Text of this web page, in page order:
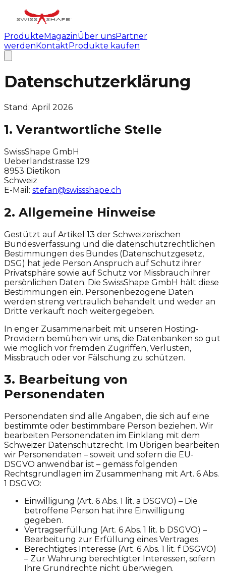
ProdukteMagazinÜber unsPartner
werdenKontaktProdukte kaufen
Datenschutzerklärung
Stand: April 2026
1. Verantwortliche Stelle
SwissShape GmbH
Ueberlandstrasse 129
8953 Dietikon
Schweiz
E-Mail: stefan@swissshape.ch
2. Allgemeine Hinweise
Gestützt auf Artikel 13 der Schweizerischen
Bundesverfassung und die datenschutzrechtlichen
Bestimmungen des Bundes (Datenschutzgesetz,
DSG) hat jede Person Anspruch auf Schutz ihrer
Privatsphäre sowie auf Schutz vor Missbrauch ihrer
persönlichen Daten. Die SwissShape GmbH hält diese
Bestimmungen ein. Personenbezogene Daten
werden streng vertraulich behandelt und weder an
Dritte verkauft noch weitergegeben.
In enger Zusammenarbeit mit unseren Hosting-
Providern bemühen wir uns, die Datenbanken so gut
wie möglich vor fremden Zugriffen, Verlusten,
Missbrauch oder vor Fälschung zu schützen.
3. Bearbeitung von
Personendaten
Personendaten sind alle Angaben, die sich auf eine
bestimmte oder bestimmbare Person beziehen. Wir
bearbeiten Personendaten im Einklang mit dem
Schweizer Datenschutzrecht. Im Übrigen bearbeiten
wir Personendaten – soweit und sofern die EU-
DSGVO anwendbar ist – gemäss folgenden
Rechtsgrundlagen im Zusammenhang mit Art. 6 Abs.
1 DSGVO:
Einwilligung (Art. 6 Abs. 1 lit. a DSGVO) – Die
betroffene Person hat ihre Einwilligung
gegeben.
Vertragserfüllung (Art. 6 Abs. 1 lit. b DSGVO) –
Bearbeitung zur Erfüllung eines Vertrages.
Berechtigtes Interesse (Art. 6 Abs. 1 lit. f DSGVO)
– Zur Wahrung berechtigter Interessen, sofern
Ihre Grundrechte nicht überwiegen.